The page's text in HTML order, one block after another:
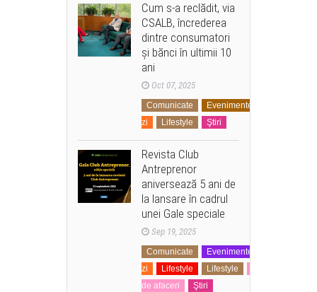
Cum s-a reclădit, via
CSALB, încrederea
dintre consumatori
și bănci în ultimii 10
ani
Oct 07, 2025
Comunicate Evenimente
zi
Lifestyle Ştiri
Revista Club
Antreprenor
aniversează 5 ani de
la lansare în cadrul
unei Gale speciale
Sep 19, 2025
Comunicate Evenimente
zi
Lifestyle Lifestyle
de afaceri
Ştiri